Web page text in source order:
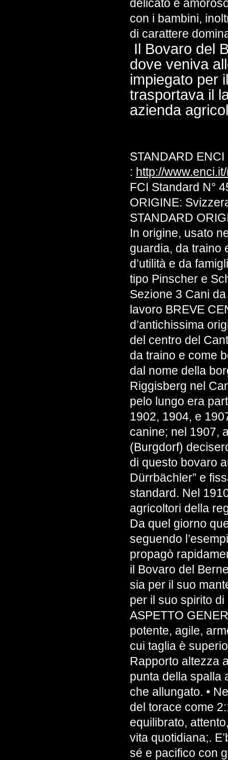
delicato e
con i bambini,
di carattere
Il Bovaro del
dove veniva
impiegato per
trasportava il
azienda
STANDARD
: http://
FCI Standard N°
ORIGINE:
STANDARD
In origine, usato
guardia, da traino
d’utilità e da
tipo Pinscher e
Sezione 3 Cani
lavoro BREVE
d’antichissima
del centro del
da traino e come
dal nome della
Riggisberg nel
pelo lungo era
1902, 1904, e
canine; nel 1907,
(Burgdorf)
di questo bovaro
Dürrbächler” e
standard. Nel
agricoltori della
Da quel giorno
seguendo
propagò
il Bovaro del
sia per il suo
per il suo spirito
ASPETTO
potente, agile,
cui taglia è
Rapporto altezza
punta della spalla
che allungato. •
del torace come
equilibrato,
vita quotidiana;.
sé e pacifico con